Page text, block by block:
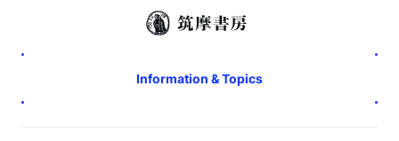
Information & Topics